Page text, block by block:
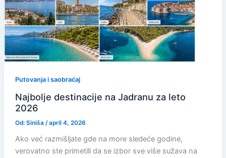
Putovanja i saobraćaj
Najbolje destinacije na Jadranu za leto
2026
Od: Siniša /april 4, 2026
Ako već razmišljate gde na more sledeće godine,
verovatno ste primetili da se izbor sve više sužava na